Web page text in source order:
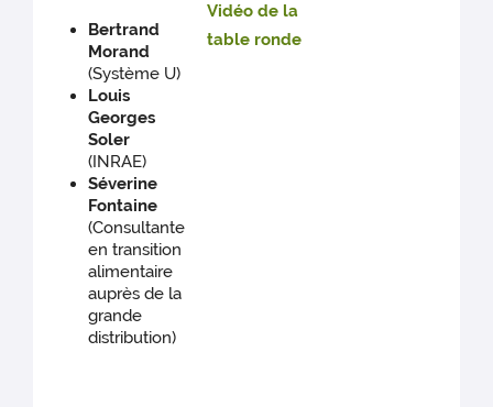
Bertrand
Morand
(Système U)
Louis
Georges
Soler
(INRAE)
Séverine
Fontaine
(Consultante
en transition
alimentaire
auprès de la
grande
distribution)
Vidéo de la
table ronde